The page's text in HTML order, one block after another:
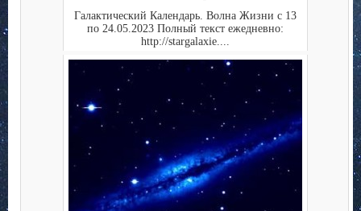
Галактический Календарь. Волна Жизни с 13
по 24.05.2023 Полный текст ежедневно:
http://stargalaxie....